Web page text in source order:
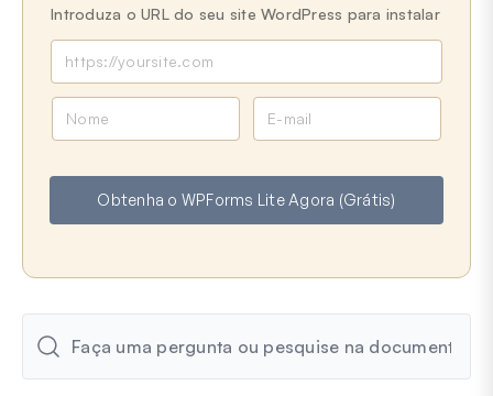
Introduza o URL do seu site WordPress para instalar
e
i
Obtenha o WPForms Lite Agora (Grátis)